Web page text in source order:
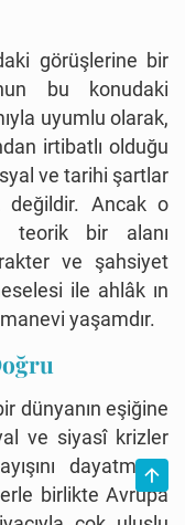
görüşlerine bir
bu konudaki
uyumlu olarak,
irtibatlı olduğu
ve tarihi şartlar
değildir. Ancak o
teorik bir alanı
ve şahsiyet
ile ahlâk ın
yaşamdır.
dünyanın eşiğine
ve siyasî krizler
dayatmaya
birlikte Avrupa